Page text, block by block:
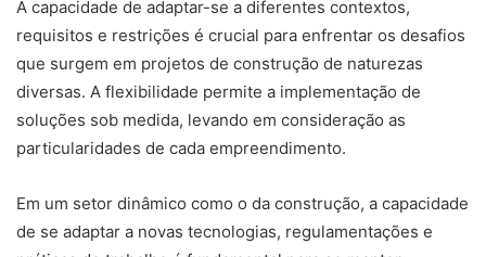
A capacidade de adaptar-se a diferentes contextos,
requisitos e restrições é crucial para enfrentar os desafios
que surgem em projetos de construção de naturezas
diversas. A flexibilidade permite a implementação de
soluções sob medida, levando em consideração as
particularidades de cada empreendimento.
Em um setor dinâmico como o da construção, a capacidade
de se adaptar a novas tecnologias, regulamentações e